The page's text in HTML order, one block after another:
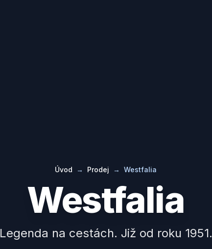
Úvod → Prodej → Westfalia
Westfalia
Legenda na cestách. Již od roku 1951.